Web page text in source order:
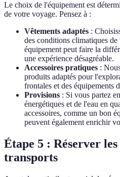
Le choix de l'équipement est
de votre voyage. Pensez à :
Vêtements adaptés :
des conditions climatiques
équipement peut faire la
une expérience désagréable.
Accessoires pratiques :
produits adaptés pour
frontales et des équipements
Provisions : Si vous partez
énergétiques et de l'eau en
accessoires, comme un bon
peuvent également enrichir
Étape 5 : Réserver
transports